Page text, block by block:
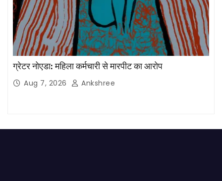
ग्रेटर नोएडा: महिला कर्मचारी से मारपीट का आरोप
Aug 7, 2026 Ankshree